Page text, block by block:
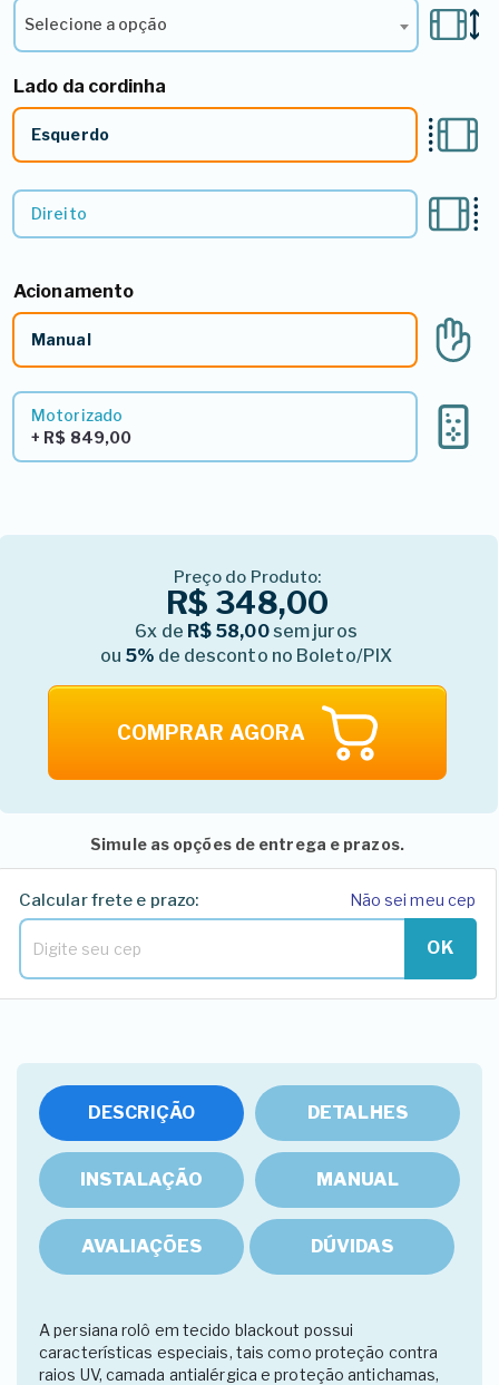
Selecione a opção
3º - Lado do Comando
Lado da cordinha
Esquerdo
Direito
4º - Acionamento*
Acionamento
Manual
Motorizado
+ R$ 849,00
Preço do Produto:
R$ 348,00
6x de R$ 58,00sem juros
ou 5% de desconto no Boleto/PIX
COMPRAR AGORA
Simule as opções de entrega e prazos.
Calcular frete e prazo: Não sei meu cep
OK
DESCRIÇÃO DETALHES
INSTALAÇÃO MANUAL
AVALIAÇÕES DÚVIDAS
A persiana rolô em tecido blackout possui
características especiais, tais como proteção contra
raios UV, camada antialérgica e proteção antichamas,